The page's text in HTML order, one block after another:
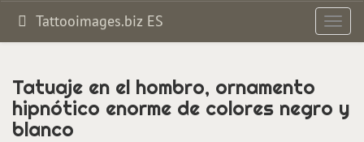
Tattooimages.biz ES
Tatuaje en el hombro, ornamento
hipnótico enorme de colores negro y
blanco